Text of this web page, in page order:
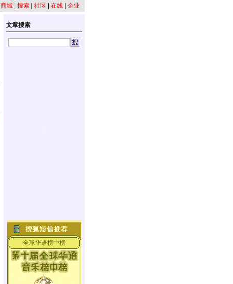
商城 搜索 社区 在线 企业
文章搜索
全球华语榜中榜